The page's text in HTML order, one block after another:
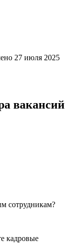
27 июля 2025
вакансий
сотрудникам?
кадровые